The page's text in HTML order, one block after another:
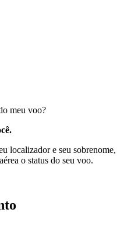
meu voo?
localizador e seu sobrenome,
o status do seu voo.